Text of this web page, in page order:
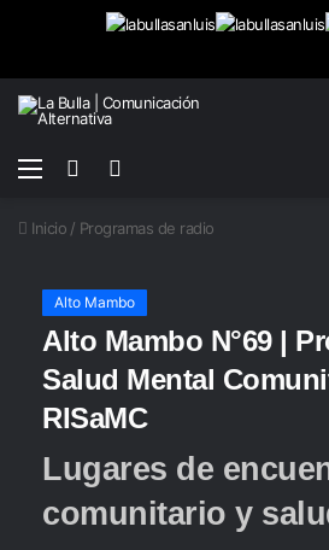
Menú
Buscar
Inicio / Programas de radio
Alto Mambo
Alto Mambo N°69 |
Salud Mental
RISaMC
Lugares de
comunitario y